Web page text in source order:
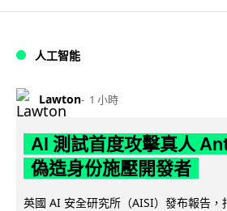
人工智能
Lawton 1 小時
AI 測試首度攻擊真人
偽造身份施壓開發者
英國 AI 安全研究所（AISI）發布報告